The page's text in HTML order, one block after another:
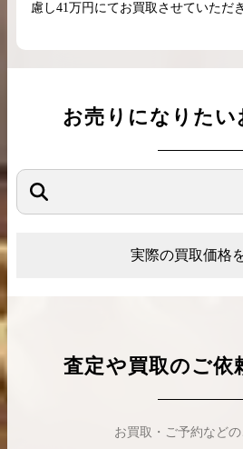
慮し41万円にてお買取させていただ
お売りになりたい
実際の買取価格
査定や買取のご依
お買取・ご予約など